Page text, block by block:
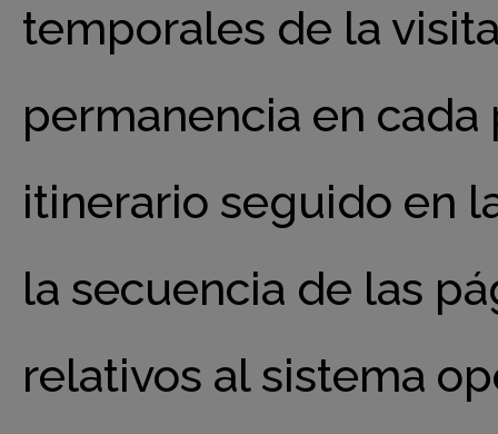
temporales de la
permanencia en
itinerario seguido en
la secuencia de las
relativos al sistema